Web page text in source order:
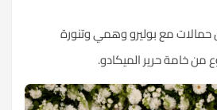
مع بوليرو وهمي وتنورة
من خامة حرير الميكادو.